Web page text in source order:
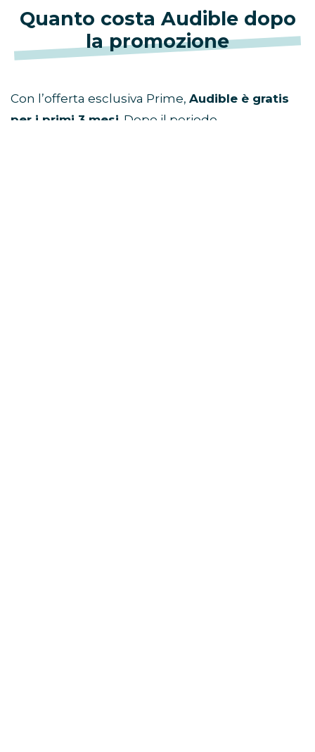
Quanto costa Audible dopo
la promozione
Con l’offerta esclusiva Prime, Audible è gratis
per i primi 3 mesi . Dopo il periodo